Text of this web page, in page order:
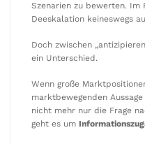
Szenarien zu bewerten.
Deeskalation keineswegs
Doch zwischen
ein Unterschied.
Wenn große
marktbewegenden
nicht mehr nur die Frage
geht es um